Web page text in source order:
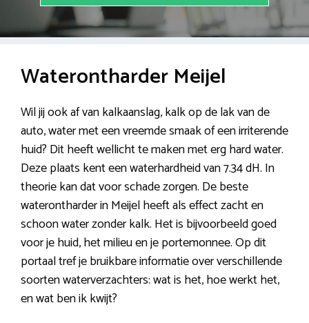
Waterontharder Meijel
Wil jij ook af van kalkaanslag, kalk op de lak van de
auto, water met een vreemde smaak of een irriterende
huid? Dit heeft wellicht te maken met erg hard water.
Deze plaats kent een waterhardheid van 7.34 dH. In
theorie kan dat voor schade zorgen. De beste
waterontharder in Meijel heeft als effect zacht en
schoon water zonder kalk. Het is bijvoorbeeld goed
voor je huid, het milieu en je portemonnee. Op dit
portaal tref je bruikbare informatie over verschillende
soorten waterverzachters: wat is het, hoe werkt het,
en wat ben ik kwijt?